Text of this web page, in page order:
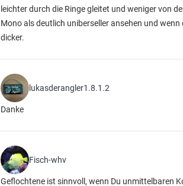
leichter durch die Ringe gleitet und weniger von
Mono als deutlich uniberseller ansehen und
dicker.
lukasderangler1.8.1.2
Danke
Fisch-whv
Geflochtene ist sinnvoll, wenn Du unmittelbaren